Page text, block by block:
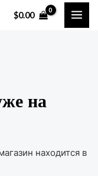
$0.00
на
находится в